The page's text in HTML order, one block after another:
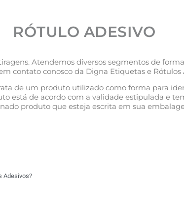
RÓTULO ADESIVO
Atendemos diversos segmentos de
contato conosco da Digna Etiquetas e Rótulos
de um produto utilizado como forma para
está de acordo com a validade estipulada e
produto que esteja escrita em sua
Adesivos?